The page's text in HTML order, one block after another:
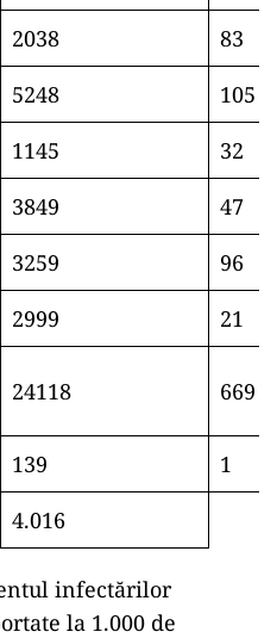
2038
83
5248
105
1145
32
3849
47
3259
96
2999 21
24118 669
139
1
4.016
infectărilor
la 1.000 de